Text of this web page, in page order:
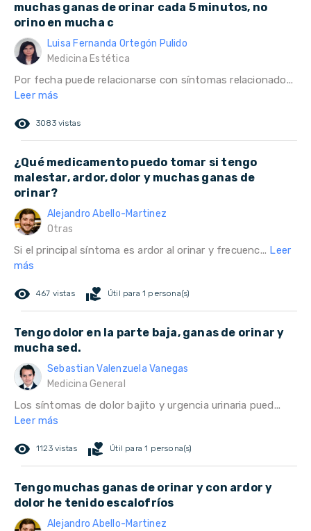
muchas ganas de orinar cada 5 minutos, no
orino en mucha c
Luisa Fernanda Ortegón Pulido
Medicina Estética
Por fecha puede relacionarse con síntomas relacionado...
Leer más
remove_red_eye 3083 vistas
¿Qué medicamento puedo tomar si tengo
malestar, ardor, dolor y muchas ganas de
orinar?
Alejandro Abello-Martinez
Otras
Si el principal síntoma es ardor al orinar y frecuenc... Leer
más
remove_red_eye 467 vistas volunteer_activism Útil para 1 persona(s)
Tengo dolor en la parte baja, ganas de orinar y
mucha sed.
Sebastian Valenzuela Vanegas
Medicina General
Los síntomas de dolor bajito y urgencia urinaria pued...
Leer más
remove_red_eye 1123 vistas volunteer_activism Útil para 1 persona(s)
Tengo muchas ganas de orinar y con ardor y
dolor he tenido escalofríos
Alejandro Abello-Martinez